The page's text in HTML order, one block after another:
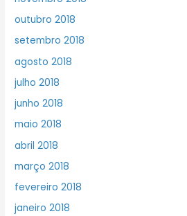
outubro 2018
setembro 2018
agosto 2018
julho 2018
junho 2018
maio 2018
abril 2018
março 2018
fevereiro 2018
janeiro 2018